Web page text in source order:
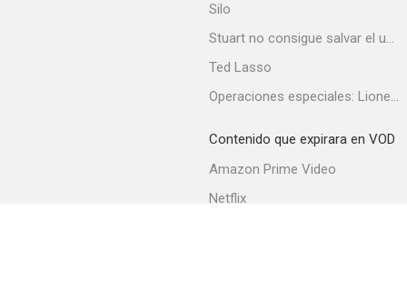
Silo
Stuart no consigue salvar el universo
Ted Lasso
Operaciones especiales: Lioness
Contenido que expirara en VOD
Amazon Prime Video
Netflix